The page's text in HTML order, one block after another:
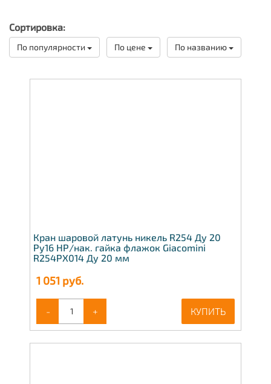
Сортировка:
По популярности По цене По названию
Кран шаровой латунь никель R254 Ду 20
Ру16 НР/нак. гайка флажок Giacomini
R254PX014 Ду 20 мм
1 051 руб.
- + КУПИТЬ